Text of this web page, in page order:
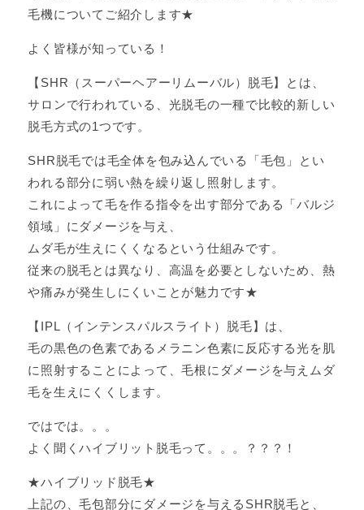
毛機についてご紹介します★
よく皆様が知っている！
【SHR（スーパーヘアーリムーバル）脱毛】とは、
サロンで行われている、光脱毛の一種で比較的新しい
脱毛方式の1つです。
SHR脱毛では毛全体を包み込んでいる「毛包」とい
われる部分に弱い熱を繰り返し照射します。
これによって毛を作る指令を出す部分である「バルジ
領域」にダメージを与え、
ムダ毛が生えにくくなるという仕組みです。
従来の脱毛とは異なり、高温を必要としないため、熱
や痛みが発生しにくいことが魅力です★
【IPL（インテンスパルスライト）脱毛】は、
毛の黒色の色素であるメラニン色素に反応する光を肌
に照射することによって、毛根にダメージを与えムダ
毛を生えにくくします。
ではでは。。。
よく聞くハイブリット脱毛って。。。？？？！
★ハイブリッド脱毛★
上記の、毛包部分にダメージを与えるSHR脱毛と、